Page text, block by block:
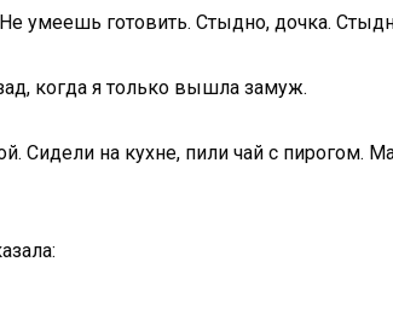
умеешь готовить. Стыдно, дочка.
когда я только вышла замуж.
Сидели на кухне, пили чай с пирогом.